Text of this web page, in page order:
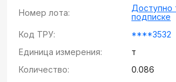
Номер лота:
Доступно
подписке
Код ТРУ:
****3532
Единица измерения:
т
Количество:
0.086